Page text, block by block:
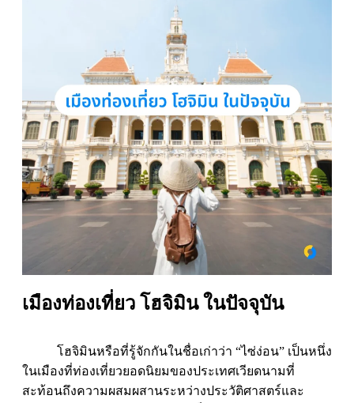
เมืองท่องเที่ยว โฮจิมิน ในปัจจุบัน
โฮจิมินหรือที่รู้จักกันในชื่อเก่าว่า “ไซ่ง่อน” เป็นหนึ่ง
ในเมืองที่ท่องเที่ยวยอดนิยมของประเทศเวียดนามที่
สะท้อนถึงความผสมผสานระหว่างประวัติศาสตร์และ